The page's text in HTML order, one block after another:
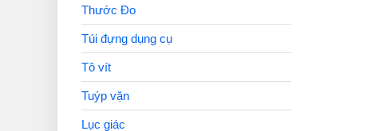
Thước Đo
Túi đựng dụng cụ
Tô vít
Tuýp vặn
Lục giác